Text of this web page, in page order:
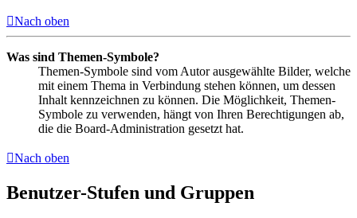
Nach oben
Was sind Themen-Symbole?
Themen-Symbole sind vom Autor ausgewählte Bilder, welche
mit einem Thema in Verbindung stehen können, um dessen
Inhalt kennzeichnen zu können. Die Möglichkeit, Themen-
Symbole zu verwenden, hängt von Ihren Berechtigungen ab,
die die Board-Administration gesetzt hat.
Nach oben
Benutzer-Stufen und Gruppen